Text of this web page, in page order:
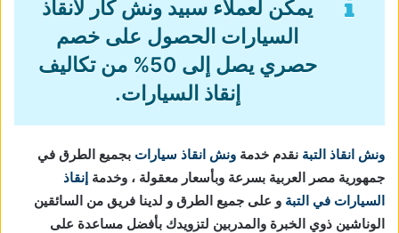
يمكن لعملاء سبيد ونش كار لأنقاذ
السيارات الحصول على خصم
حصري يصل إلى 50% من تكاليف
إنقاذ السيارات.
ونش انقاذ التبة نقدم خدمة ونش انقاذ سيارات بجميع الطرق في
جمهورية مصر العربية بسرعة وبأسعار معقولة ، وخدمة إنقاذ
السيارات في التبة و على جميع الطرق و لدينا فريق من السائقين
الوناشين ذوي الخبرة والمدربين لتزويدك بأفضل مساعدة على